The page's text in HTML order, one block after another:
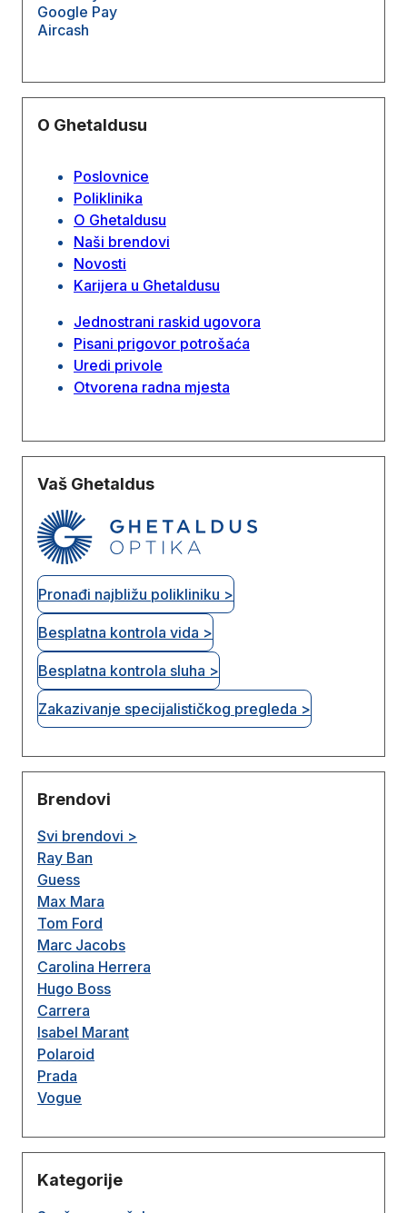
Google Pay
Aircash
O Ghetaldusu
Poslovnice
Poliklinika
O Ghetaldusu
Naši brendovi
Novosti
Karijera u Ghetaldusu
Jednostrani raskid ugovora
Pisani prigovor potrošaća
Uredi privole
Otvorena radna mjesta
Vaš Ghetaldus
Pronađi najbližu polikliniku >
Besplatna kontrola vida >
Besplatna kontrola sluha >
Zakazivanje specijalističkog pregleda >
Brendovi
Svi brendovi >
Ray Ban
Guess
Max Mara
Tom Ford
Marc Jacobs
Carolina Herrera
Hugo Boss
Carrera
Isabel Marant
Polaroid
Prada
Vogue
Kategorije